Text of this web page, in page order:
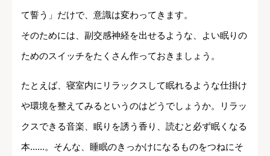
て誓う」だけで、意識は変わってきます。
そのためには、副交感神経を出せるような、よい眠りの
ためのスイッチをたくさん作っておきましょう。
たとえば、寝室内にリラックスして眠れるような仕掛け
や環境を整えてみるというのはどうでしょうか。リラッ
クスできる音楽、眠りを誘う香り、読むと必ず眠くなる
本......。そんな、睡眠のきっかけになるものをつねにそ